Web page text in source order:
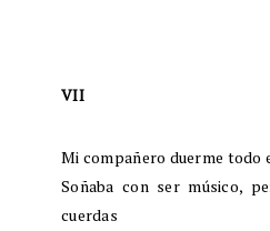
VII
Mi compañero duerme todo
Soñaba con ser músico,
cuerdas